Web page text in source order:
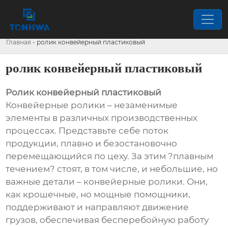
Главная - ролик конвейерный пластиковый
ролик конвейерный пластиковый
Ролик конвейерный пластиковый
Конвейерные ролики – незаменимые
элементы в различных производственных
процессах. Представьте себе поток
продукции, плавно и безостановочно
перемещающийся по цеху. За этим ?плавным
течением? стоят, в том числе, и небольшие, но
важные детали – конвейерные ролики. Они,
как крошечные, но мощные помощники,
поддерживают и направляют движение
грузов, обеспечивая бесперебойную работу